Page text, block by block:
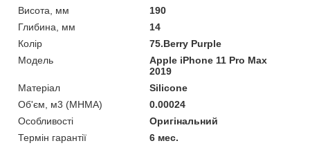
Висота, мм
190
Глибина, мм
14
Колір
75.Berry Purple
Мoдель
Apple iPhone 11 Pro Max
2019
Матеріал
Silicone
Об'єм, м3 (МНМА)
0.00024
Особливості
Оригінальний
Термін гарантії
6 мес.